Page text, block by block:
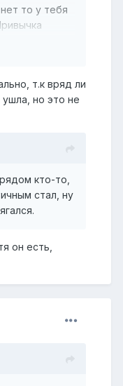
то у тебя
т.к вряд ли
но это не
кто-то,
стал, ну
он есть,